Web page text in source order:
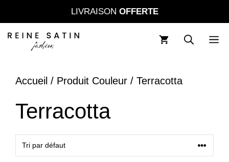
au
contenu
LIVRAISON OFFERTE
Accueil / Produit Couleur / Terracotta
Terracotta